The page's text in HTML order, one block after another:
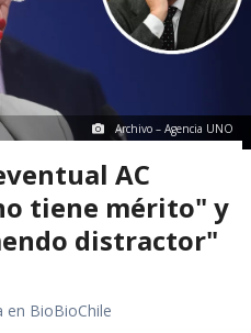
Archivo – Agencia UNO
AC
tiene mérito" y
distractor"
en BioBioChile